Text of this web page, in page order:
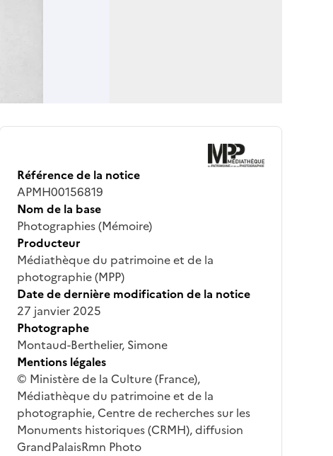
Référence de la notice
APMH00156819
Nom de la base
Photographies (Mémoire)
Producteur
Médiathèque du patrimoine et de la
photographie (MPP)
Date de dernière modification de la notice
27 janvier 2025
Photographe
Montaud-Berthelier, Simone
Mentions légales
© Ministère de la Culture (France),
Médiathèque du patrimoine et de la
photographie, Centre de recherches sur les
Monuments historiques (CRMH), diffusion
GrandPalaisRmn Photo